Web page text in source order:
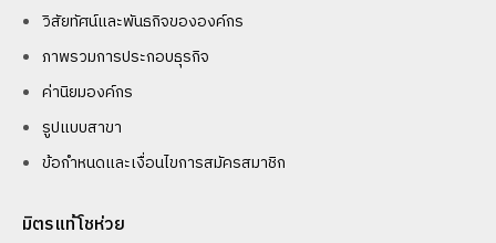
วิสัยทัศน์และพันธกิจขององค์กร
ภาพรวมการประกอบธุรกิจ
ค่านิยมองค์กร
รูปแบบสาขา
ข้อกำหนดและเงื่อนไขการสมัครสมาชิก
มิตรแท้โชห่วย